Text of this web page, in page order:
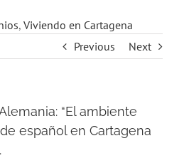
, Viviendo en Cartagena
Previous
Next
“El ambiente
español en Cartagena